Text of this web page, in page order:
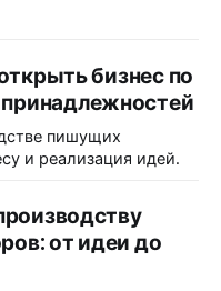
бизнес по
пишущих
и реализация идей.
от идеи до